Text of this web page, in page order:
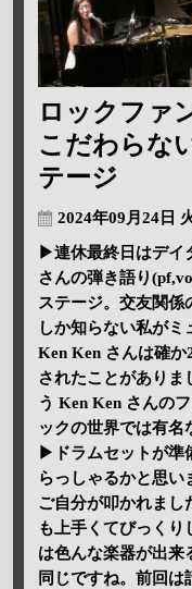
ロックファ
こだわらな
テージ
2024年09月24日
▶連休最終日はデイ
さんの弾き語り
ステージ。交友関係
しか知らない私がミ
Ken Ken さんは確
されたことがありま
う Ken Ken さんの
ックの世界では有名
▶ドラムセットが準
らっしゃるかと思い
ご自分が叩かれまし
も上手くてびっくり
は色んな楽器が出来
同じですね。前回は